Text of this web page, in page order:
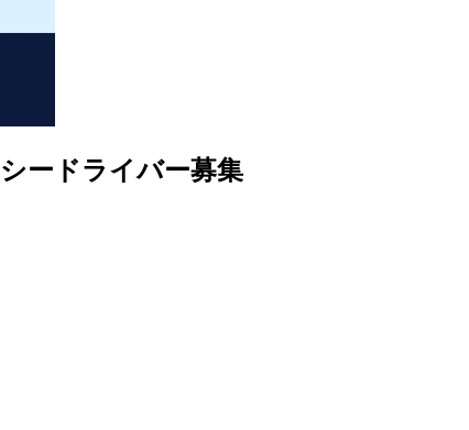
ードライバー募集